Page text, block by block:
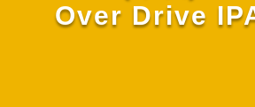
Over Drive